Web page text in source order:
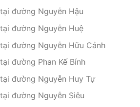
đường Nguyễn Hậu
đường Nguyễn Huệ
đường Nguyễn Hữu Cảnh
đường Phan Kế Bính
đường Nguyễn Huy Tự
đường Nguyễn Siêu